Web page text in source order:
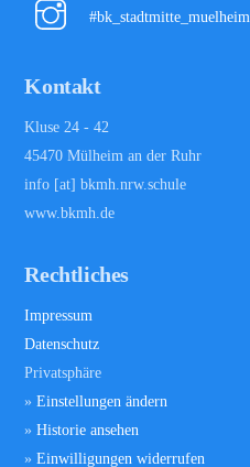
#bk_stadtmitte_muelheim
Kontakt
Kluse 24 - 42
45470 Mülheim an der Ruhr
info [at] bkmh.nrw.schule
www.bkmh.de
Rechtliches
Impressum
Datenschutz
Privatsphäre
»Einstellungen ändern
»Historie ansehen
»Einwilligungen widerrufen